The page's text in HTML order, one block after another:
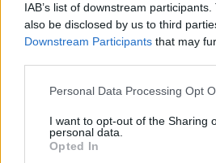
IAB’s list of downstream
also be disclosed by us to third
Downstream Participants that may
Personal Data Processing Opt
I want to opt-out of the Sharing
personal data.
Opted In
vairuotojai įsitikinę: alkotesteriai
Žinios Lietuvos diena
Laimėjus bylą dėl neteisingų
Laidos | Verta pažiūrėti